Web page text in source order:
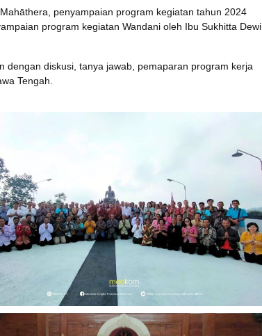
penyampaian program kegiatan tahun 2024
program kegiatan Wandani oleh Ibu Sukhitta Dewi,
diskusi, tanya jawab, pemaparan program kerja
Tengah.